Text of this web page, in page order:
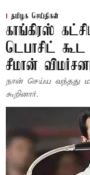
தமிழக செய்திகள்
காங்கிரஸ்
டெபாசிட் கூட
சீமான்
நான் செய்ய வந்தது
கூறினார்.